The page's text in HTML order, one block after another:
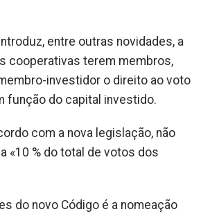
entre outras novidades, a
cooperativas terem membros,
investidor o direito ao voto
função do capital investido.
com a nova legislação, não
«10 % do total de votos dos
do novo Código é a nomeação